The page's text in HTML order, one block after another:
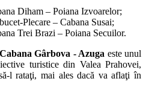
Diham – Poiana Izvoarelor;
Plecare – Cabana Susai;
Trei Brazi – Poiana Secuilor.
Gârbova - Azuga este unul
turistice din Valea Prahovei,
l rataţi, mai ales dacă va aflaţi în